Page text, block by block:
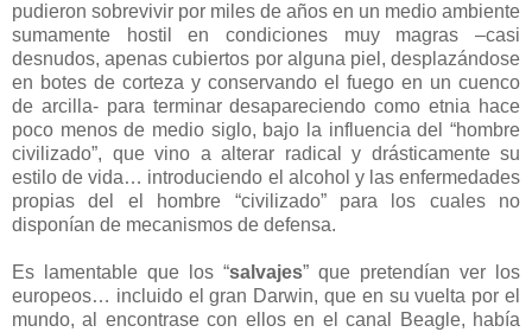
pudieron sobrevivir por miles de años en un medio ambiente
sumamente hostil en condiciones muy magras –casi
desnudos, apenas cubiertos por alguna piel, desplazándose
en botes de corteza y conservando el fuego en un cuenco
de arcilla- para terminar desapareciendo como etnia hace
poco menos de medio siglo, bajo la influencia del “hombre
civilizado”, que vino a alterar radical y drásticamente su
estilo de vida… introduciendo el alcohol y las enfermedades
propias del el hombre “civilizado” para los cuales no
disponían de mecanismos de defensa.
Es lamentable que los “salvajes” que pretendían ver los
europeos… incluido el gran Darwin, que en su vuelta por el
mundo, al encontrase con ellos en el canal Beagle, había